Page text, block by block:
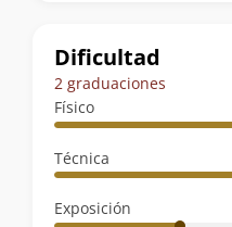
ruta
Dificultad
2 graduaciones
Físico
Técnica
Exposición